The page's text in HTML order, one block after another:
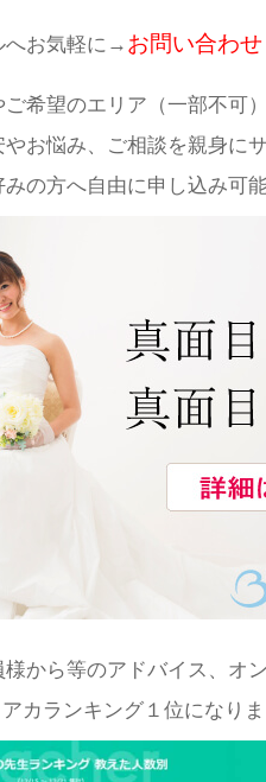
へお気軽に→ お問い合わせ
希望のエリア（一部不可
お悩み、ご相談を親身にサ
の方へ自由に申し込み可
から等のアドバイス、オ
カランキング１位になり